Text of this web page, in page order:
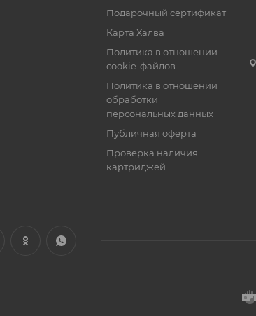
Подарочный сертификат
Карта Халва
Политика в отношении
cookie-файлов
Политика в отношении
обработки
персональных данных
Публичная оферта
Проверка наличия
картриджей